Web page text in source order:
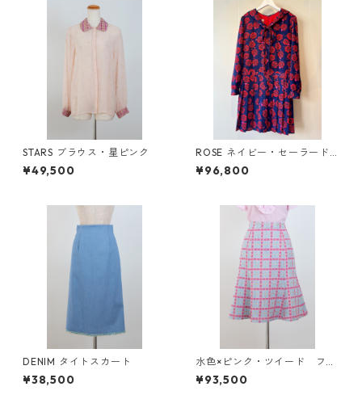
STARS ブラウス・星ピンク
¥49,500
ROSE ネイビー・セーラード
レス
¥96,800
DENIM タイトスカート
¥38,500
水色×ピンク・ツイード フレ
アスカート
¥93,500